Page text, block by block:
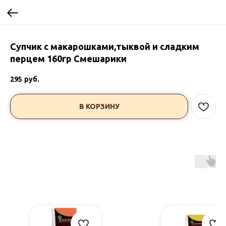
Супчик с макарошками,тыквой и сладким
перцем 160гр Смешарики
295 руб.
В КОРЗИНУ